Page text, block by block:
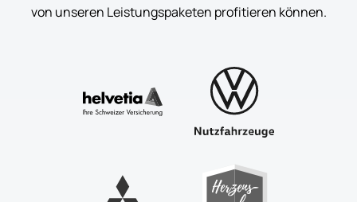
von unseren Leistungspaketen profitieren können.